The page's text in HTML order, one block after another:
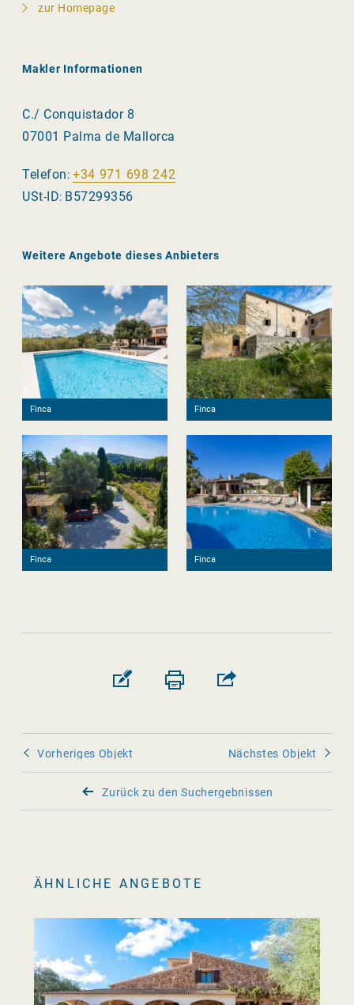
zur Homepage
Makler Informationen
C./ Conquistador 8
07001 Palma de Mallorca
Telefon: +34 971 698 242
USt-ID: B57299356
Weitere Angebote dieses Anbieters
Finca Finca
Finca Finca
Vorheriges Objekt Nächstes Objekt
Zurück zu den Suchergebnissen
ÄHNLICHE ANGEBOTE